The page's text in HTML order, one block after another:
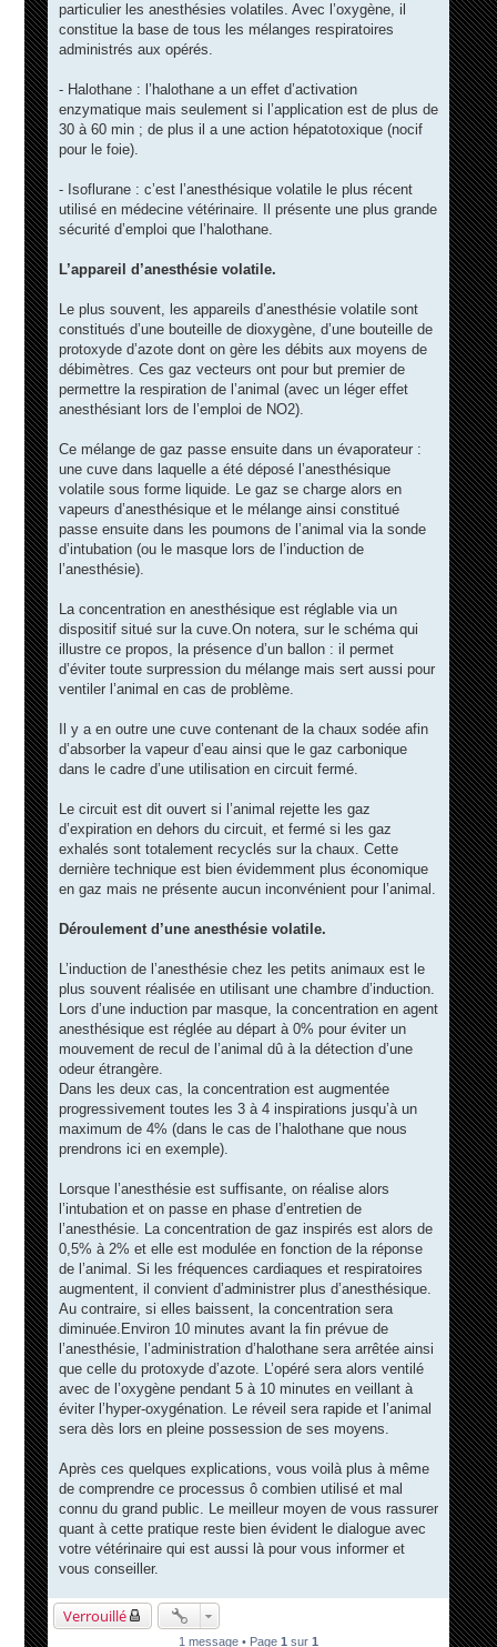
particulier les anesthésies volatiles. Avec l’oxygène, il
constitue la base de tous les mélanges respiratoires
administrés aux opérés.
- Halothane : l’halothane a un effet d’activation
enzymatique mais seulement si l’application est de plus de
30 à 60 min ; de plus il a une action hépatotoxique (nocif
pour le foie).
- Isoflurane : c’est l’anesthésique volatile le plus récent
utilisé en médecine vétérinaire. Il présente une plus grande
sécurité d’emploi que l’halothane.
L’appareil d’anesthésie volatile.
Le plus souvent, les appareils d’anesthésie volatile sont
constitués d’une bouteille de dioxygène, d’une bouteille de
protoxyde d’azote dont on gère les débits aux moyens de
débimètres. Ces gaz vecteurs ont pour but premier de
permettre la respiration de l’animal (avec un léger effet
anesthésiant lors de l’emploi de NO2).
Ce mélange de gaz passe ensuite dans un évaporateur :
une cuve dans laquelle a été déposé l’anesthésique
volatile sous forme liquide. Le gaz se charge alors en
vapeurs d’anesthésique et le mélange ainsi constitué
passe ensuite dans les poumons de l’animal via la sonde
d’intubation (ou le masque lors de l’induction de
l’anesthésie).
La concentration en anesthésique est réglable via un
dispositif situé sur la cuve.On notera, sur le schéma qui
illustre ce propos, la présence d’un ballon : il permet
d’éviter toute surpression du mélange mais sert aussi pour
ventiler l’animal en cas de problème.
Il y a en outre une cuve contenant de la chaux sodée afin
d’absorber la vapeur d’eau ainsi que le gaz carbonique
dans le cadre d’une utilisation en circuit fermé.
Le circuit est dit ouvert si l’animal rejette les gaz
d’expiration en dehors du circuit, et fermé si les gaz
exhalés sont totalement recyclés sur la chaux. Cette
dernière technique est bien évidemment plus économique
en gaz mais ne présente aucun inconvénient pour l’animal.
Déroulement d’une anesthésie volatile.
L’induction de l’anesthésie chez les petits animaux est le
plus souvent réalisée en utilisant une chambre d’induction.
Lors d’une induction par masque, la concentration en agent
anesthésique est réglée au départ à 0% pour éviter un
mouvement de recul de l’animal dû à la détection d’une
odeur étrangère.
Dans les deux cas, la concentration est augmentée
progressivement toutes les 3 à 4 inspirations jusqu’à un
maximum de 4% (dans le cas de l’halothane que nous
prendrons ici en exemple).
Lorsque l’anesthésie est suffisante, on réalise alors
l’intubation et on passe en phase d’entretien de
l’anesthésie. La concentration de gaz inspirés est alors de
0,5% à 2% et elle est modulée en fonction de la réponse
de l’animal. Si les fréquences cardiaques et respiratoires
augmentent, il convient d’administrer plus d’anesthésique.
Au contraire, si elles baissent, la concentration sera
diminuée.Environ 10 minutes avant la fin prévue de
l’anesthésie, l’administration d’halothane sera arrêtée ainsi
que celle du protoxyde d’azote. L’opéré sera alors ventilé
avec de l’oxygène pendant 5 à 10 minutes en veillant à
éviter l’hyper-oxygénation. Le réveil sera rapide et l’animal
sera dès lors en pleine possession de ses moyens.
Après ces quelques explications, vous voilà plus à même
de comprendre ce processus ô combien utilisé et mal
connu du grand public. Le meilleur moyen de vous rassurer
quant à cette pratique reste bien évident le dialogue avec
votre vétérinaire qui est aussi là pour vous informer et
vous conseiller.
Verrouillé
1 message • Page 1 sur 1